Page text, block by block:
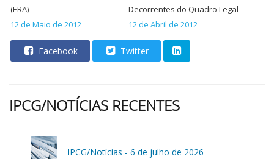
(ERA)
12 de Maio de 2012
Decorrentes do Quadro Legal
12 de Abril de 2012
Facebook Twitter
IPCG/NOTÍCIAS RECENTES
IPCG/Notícias - 6 de julho de 2026